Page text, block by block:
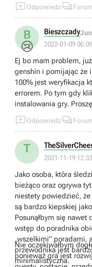
Odpowiedz  Forum
B
😢
Bieszczady
2022-01-09 06:09
Ej bo mam problem,
genshin i pomijając że
100% jest weryfikacja
errorem. Po tym gdy
instalowania gry.
Odpowiedz  Forum
T
2021-11-19 12:33
Jako osoba, która
bieżąco oraz ogrywa
niestety powiedzieć,
są bardzo kiepskiej
Posunąłbym się nawet
wstęp do poradnika
„wszelkimi” poradami,
przewodnika jest
minimalistyczna.
Nie oczekiwałbym
ponieważ gra jest